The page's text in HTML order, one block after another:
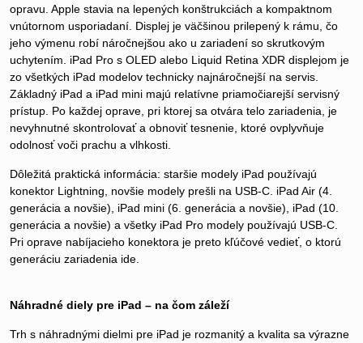
opravu. Apple stavia na lepených konštrukciách a kompaktnom
vnútornom usporiadaní. Displej je väčšinou prilepený k rámu, čo
jeho výmenu robí náročnejšou ako u zariadení so skrutkovým
uchytením. iPad Pro s OLED alebo Liquid Retina XDR displejom je
zo všetkých iPad modelov technicky najnáročnejší na servis.
Základný iPad a iPad mini majú relatívne priamočiarejší servisný
prístup. Po každej oprave, pri ktorej sa otvára telo zariadenia, je
nevyhnutné skontrolovať a obnoviť tesnenie, ktoré ovplyvňuje
odolnosť voči prachu a vlhkosti.
Dôležitá praktická informácia: staršie modely iPad používajú
konektor Lightning, novšie modely prešli na USB-C. iPad Air (4.
generácia a novšie), iPad mini (6. generácia a novšie), iPad (10.
generácia a novšie) a všetky iPad Pro modely používajú USB-C.
Pri oprave nabíjacieho konektora je preto kľúčové vedieť, o ktorú
generáciu zariadenia ide.
Náhradné diely pre iPad – na čom záleží
Trh s náhradnými dielmi pre iPad je rozmanitý a kvalita sa výrazne